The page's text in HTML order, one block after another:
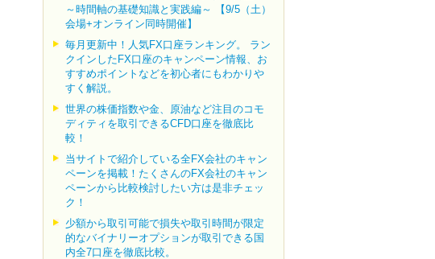
～時間軸の基礎知識と実践編～ 【9/5（土）
会場+オンライン同時開催】
毎月更新中！人気FX口座ランキング。 ラン
クインしたFX口座のキャンペーン情報、お
すすめポイントなどを初心者にもわかりや
すく解説。
世界の株価指数や金、原油など注目のコモ
ディティを取引できるCFD口座を徹底比
較！
当サイトで紹介している全FX会社のキャン
ペーンを掲載！たくさんのFX会社のキャン
ペーンから比較検討したい方は是非チェッ
ク！
少額から取引可能で損失や取引時間が限定
的なバイナリーオプションが取引できる国
内全7口座を徹底比較。